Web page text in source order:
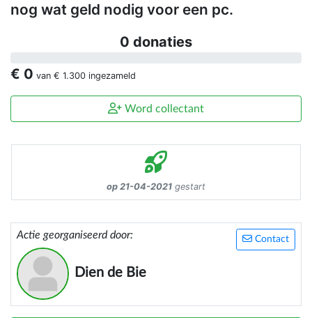
nog wat geld nodig voor een pc.
0 donaties
€ 0 van € 1.300 ingezameld
Word collectant
op 21-04-2021 gestart
Contact
Actie georganiseerd door:
Dien de Bie